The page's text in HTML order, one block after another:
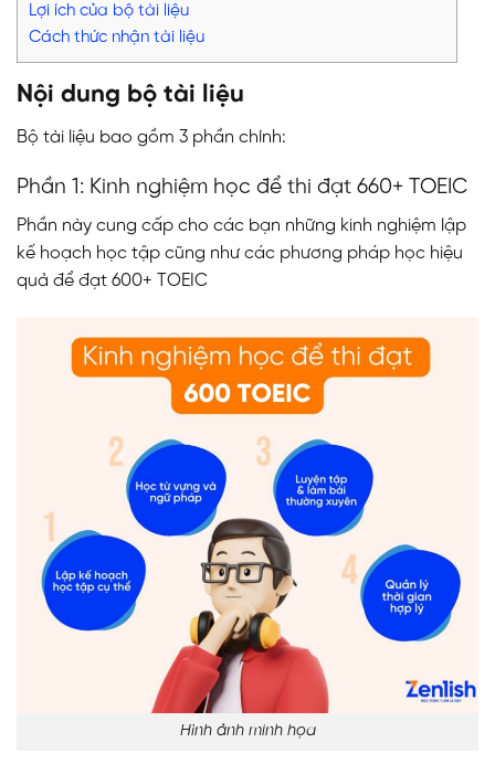
Lợi ích của bộ tài liệu
Cách thức nhận tài liệu
Nội dung bộ tài liệu
Bộ tài liệu bao gồm 3 phần chính:
Phần 1: Kinh nghiệm học để thi đạt 660+ TOEIC
Phần này cung cấp cho các bạn những kinh nghiệm lập
kế hoạch học tập cũng như các phương pháp học hiệu
quả để đạt 600+ TOEIC
Hình ảnh minh họa